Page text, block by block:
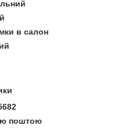
в салон
поштою